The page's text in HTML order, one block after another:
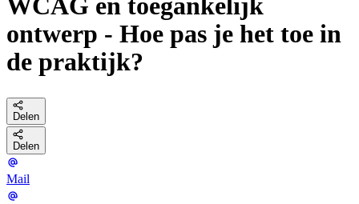
WCAG en toegankelijk
ontwerp - Hoe pas je het toe in
de praktijk?
Delen
Delen
Mail